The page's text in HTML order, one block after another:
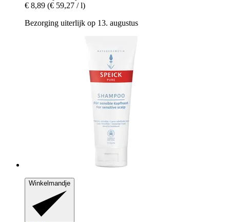
€ 8,89 (€ 59,27 / l)
Bezorging uiterlijk op 13. augustus
Winkelmandje